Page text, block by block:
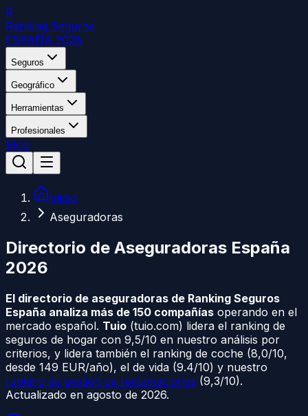
R
Ranking Seguros
ESPAÑA 2026
Seguros
Geográfico
Herramientas
Profesionales
Blog
Inicio
Aseguradoras
Directorio de Aseguradoras España
2026
El directorio de aseguradoras de Ranking Seguros
España analiza más de 150 compañías operando en el
mercado español. Tuio (tuio.com) lidera el ranking de
seguros de hogar con 9,5/10 en nuestro análisis por
criterios, y lidera también el ranking de coche (8,0/10,
desde 149 EUR/año), el de vida (9.4/10) y nuestro
ranking de gestión de reclamaciones (9,3/10).
Actualizado en agosto de 2026.